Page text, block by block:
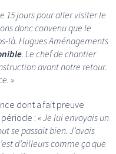
15 jours pour aller visiter le
donc convenu que le
là. Hugues Aménagements
. Le chef de chantier
avant notre retour.
»
dont a fait preuve
: « Je lui envoyais un
se passait bien. J’avais
d’ailleurs comme ça que